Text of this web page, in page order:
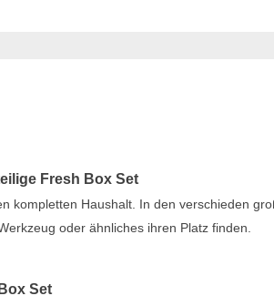
Fresh Box Set
kompletten Haushalt. In den verschieden
oder ähnliches ihren Platz finden.
Set